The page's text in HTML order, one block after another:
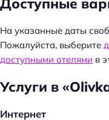
На указанные даты
Пожалуйста, выберите
доступными отелями в
Услуги в
Интернет